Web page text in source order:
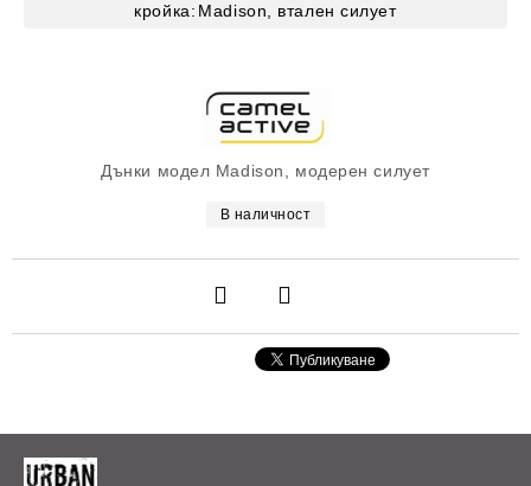
Дънки модел Madison, модерен силует
В наличност
кройка: Madison, втален силует